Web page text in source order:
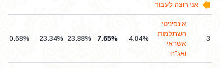
אני רוצה לעבור
3
אינפיניטי
השתלמות
אשראי
ואג"ח
4.04%
7.65%
23.88%
23.34%
0.68%